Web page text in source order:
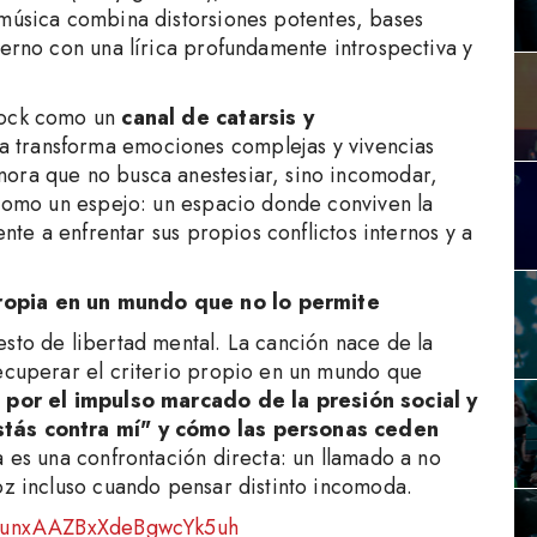
combina distorsiones potentes, bases
con una lírica profundamente introspectiva y
como un canal de catarsis y
transforma emociones complejas y vivencias
que no busca anestesiar, sino incomodar,
un espejo: un espacio donde conviven la
a enfrentar sus propios conflictos internos y a
en un mundo que no lo permite
de libertad mental. La canción nace de la
el criterio propio en un mundo que
el impulso marcado de la presión social y
contra mí" y cómo las personas ceden
es una confrontación directa: un llamado a no
incluso cuando pensar distinto incomoda.